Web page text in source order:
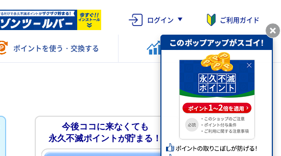
ログイン ご利用ガイド
ポイントを使う・交換する ポイントを運用する
今後ココに来なくても
永久不滅ポイントが貯まる！